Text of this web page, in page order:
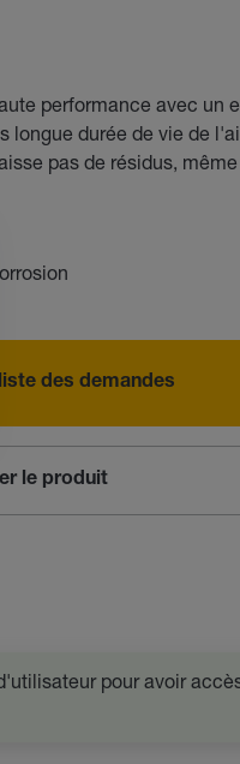
performance avec un
longue durée de vie de
pas de résidus,
des demandes
le produit
pour avoir